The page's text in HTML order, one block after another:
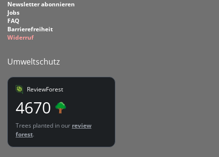
Newsletter abonnieren
Jobs
FAQ
Barrierefreiheit
Widerruf
Umweltschutz
ReviewForest
4670
Trees planted in our review
forest.